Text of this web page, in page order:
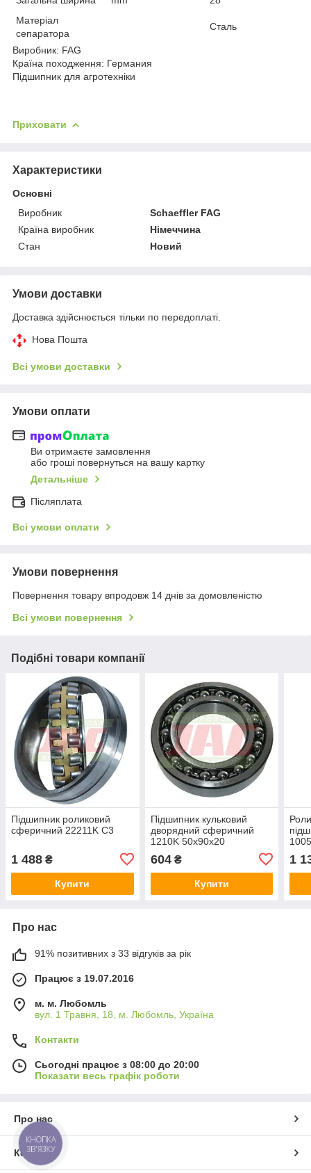
Матеріал
сепаратора
Сталь
Виробник: FAG
Країна походження: Германия
Підшипник для агротехніки
Приховати
Характеристики
Основні
Виробник
Schaeffler FAG
Країна виробник
Німеччина
Стан
Новий
Умови доставки
Доставка здійснюється тільки по передоплаті.
Нова Пошта
Всі умови доставки
Умови оплати
Ви отримаєте замовлення
або гроші повернуться на вашу картку
Детальніше
Післяплата
Всі умови оплати
Умови повернення
Повернення товару впродовж 14 днів за домовленістю
Всі умови повернення
Подібні товари компанії
Підшипник роликовий
сферичний 22211K C3
1 488 ₴
Купити
Підшипник кульковий
дворядний сферичний
1210K 50х90х20
604₴
Купити
-
1
Про нас
91% позитивних з 33 відгуків за рік
Працює з 19.07.2016
м. м. Любомль
вул. 1 Травня, 18, м. Любомль, Україна
Контакти
Сьогодні працює з 08:00 до 20:00
Показати весь графік роботи
Про нас
Контакти
КНОПКА
ЗВ'ЯЗКУ